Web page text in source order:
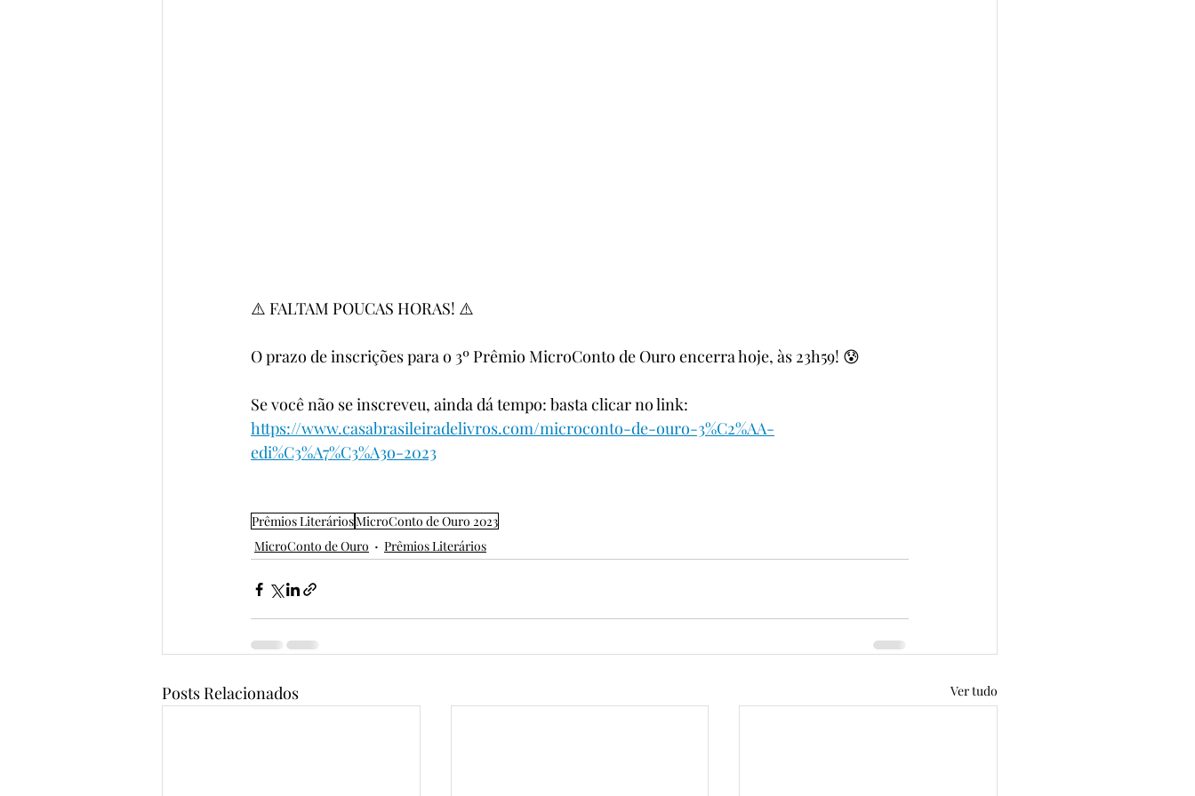
⚠️ FALTAM POUCAS HORAS! ⚠️
O prazo de inscrições para o 3º Prêmio MicroConto de Ouro encerra hoje, às 23h59! 😰
Se você não se inscreveu, ainda dá tempo: basta clicar no link:
https://www.casabrasileiradelivros.com/microconto-de-ouro-3%C2%AA-
edi%C3%A7%C3%A3o-2023
Prêmios LiteráriosMicroConto de Ouro 2023
MicroConto de Ouro
Prêmios Literários
Posts Relacionados Ver tudo